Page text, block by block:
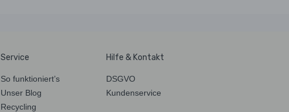
Service
So funktioniert’s
Unser Blog
Recycling
Hilfe & Kontakt
DSGVO
Kundenservice